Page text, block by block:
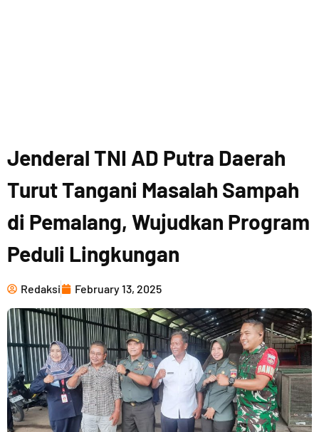
Jenderal TNI AD Putra Daerah
Turut Tangani Masalah Sampah
di Pemalang, Wujudkan Program
Peduli Lingkungan
Redaksi February 13, 2025